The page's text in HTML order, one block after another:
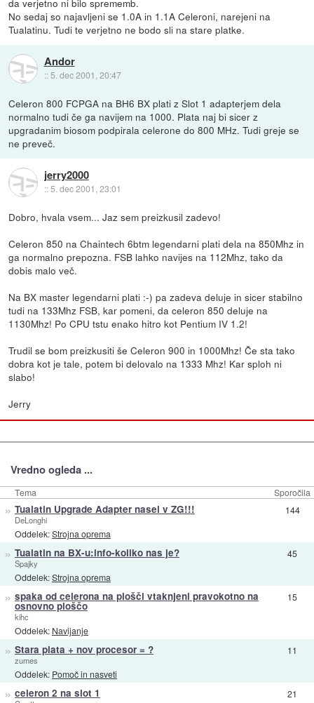
No sedaj so najavljeni se 1.0A in 1.1A Celeroni, narejeni na
Tualatinu. Tudi te verjetno ne bodo sli na stare platke.
Andor
:: 5. dec 2001, 20:47
Celeron 800 FCPGA na BH6 BX plati z Slot 1 adapterjem dela
normalno tudi če ga navijem na 1000. Plata naj bi sicer z
upgradanim biosom podpirala celerone do 800 MHz. Tudi greje se
ne preveč.
jerry2000
::5. dec 2001, 23:01
Dobro, hvala vsem... Jaz sem preizkusil zadevo!
Celeron 850 na Chaintech 6btm legendarni plati dela na 850Mhz in
ga normalno prepozna. FSB lahko navijes na 112Mhz, tako da
dobis malo več.
Na BX master legendarni plati :-) pa zadeva deluje in sicer stabilno
tudi na 133Mhz FSB, kar pomeni, da celeron 850 deluje na
1130Mhz! Po CPU tstu enako hitro kot Pentium IV 1.2!
Trudil se bom preizkusiti še Celeron 900 in 1000Mhz! Če sta tako
dobra kot je tale, potem bi delovalo na 1333 Mhz! Kar sploh ni
slabo!
Jerry
Vredno ogleda ...
Tema Sporočila
» Tualatin Upgrade Adapter nasel v ZG!!!
DeLonghi
Oddelek:Strojna oprema
144
» Tualatin na BX-u:info-koliko nas je?
Spajky
Oddelek:Strojna oprema
45
» spaka od celerona na plošči vtaknjeni pravokotno na
osnovno ploščo
kihc
Oddelek: Navijanje
15
» Stara plata + nov procesor = ?
zumes
Oddelek: Pomoč in nasveti
11
» celeron 2 na slot 1 21